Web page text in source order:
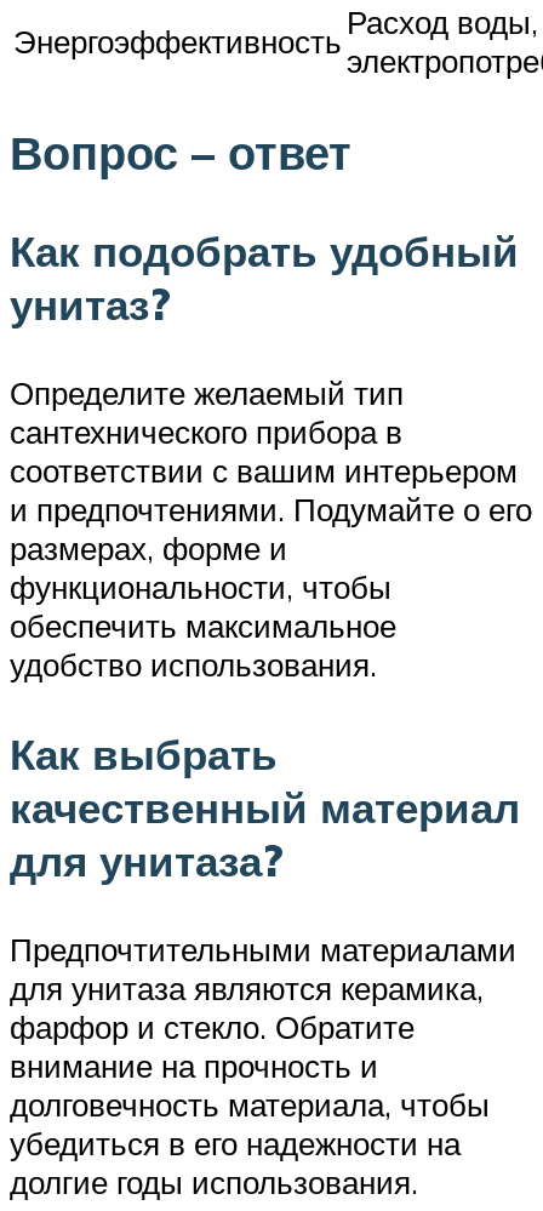
Энергоэффективность Расход воды,
Вопрос – ответ
Как подобрать удобный
унитаз?
Определите желаемый тип
сантехнического прибора в
соответствии с вашим интерьером
и предпочтениями. Подумайте о его
размерах, форме и
функциональности, чтобы
обеспечить максимальное
удобство использования.
Как выбрать
качественный материал
для унитаза?
Предпочтительными материалами
для унитаза являются керамика,
фарфор и стекло. Обратите
внимание на прочность и
долговечность материала, чтобы
убедиться в его надежности на
долгие годы использования.